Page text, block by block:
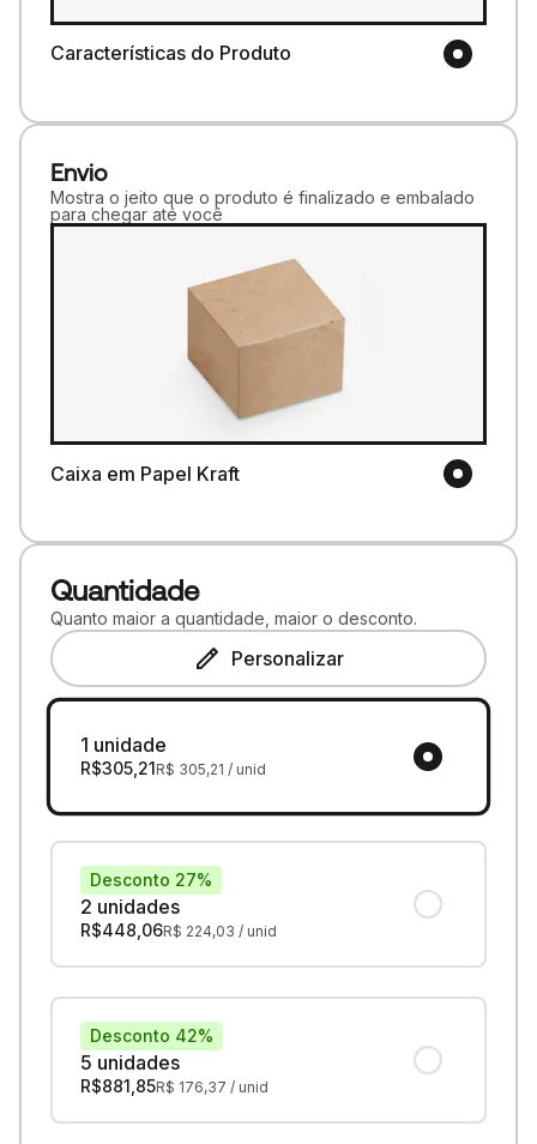
Características do Produto
Envio
Mostra o jeito que o produto é finalizado e embalado
para chegar até você
Caixa em Papel Kraft
Quantidade
Quanto maior a quantidade, maior o desconto.
Personalizar
1 unidade
R$305,21R$ 305,21 / unid
2 unidades
Desconto 27%
R$448,06R$ 224,03 / unid
5 unidades
Desconto 42%
R$881,85R$ 176,37 / unid